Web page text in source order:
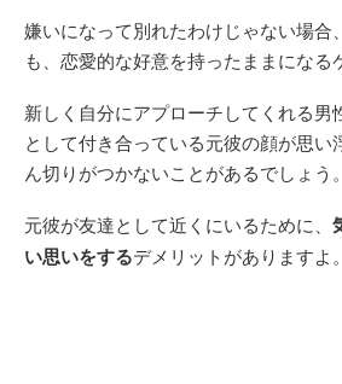
嫌いになって別れたわけじゃない場合
も、恋愛的な好意を持ったままになる
新しく自分にアプローチしてくれる男
として付き合っている元彼の顔が思い
ん切りがつかないことがあるでしょう。
元彼が友達として近くにいるために、
い思いをするデメリットがありますよ。